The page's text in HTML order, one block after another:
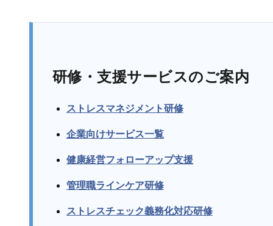
研修・支援サービスのご案内
ストレスマネジメント研修
企業向けサービス一覧
健康経営フォローアップ支援
管理職ラインケア研修
ストレスチェック義務化対応研修